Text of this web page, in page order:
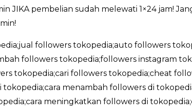
JIKA pembelian sudah melewati 1×24 jam!
followers tokopedia;auto followers
followers tokopedia;followers instagram
tokopedia;cari followers tokopedia;cheat
menambah followers di
meningkatkan followers di